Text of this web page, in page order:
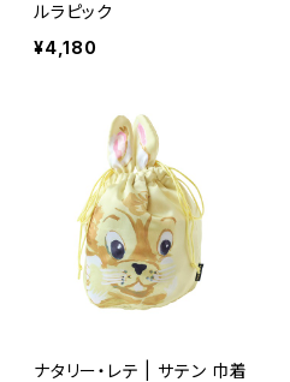
ルラピック
¥4,180
ナタリー・レテ | サテン 巾着